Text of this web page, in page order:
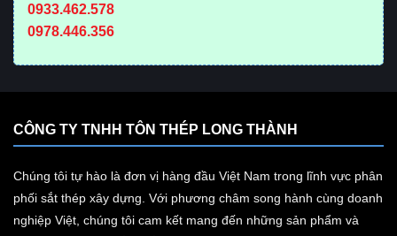
0933.462.578
0978.446.356
CÔNG TY TNHH TÔN THÉP LONG THÀNH
Chúng tôi tự hào là đơn vị hàng đầu Việt Nam trong lĩnh vực phân
phối sắt thép xây dựng. Với phương châm song hành cùng doanh
nghiệp Việt, chúng tôi cam kết mang đến những sản phẩm và